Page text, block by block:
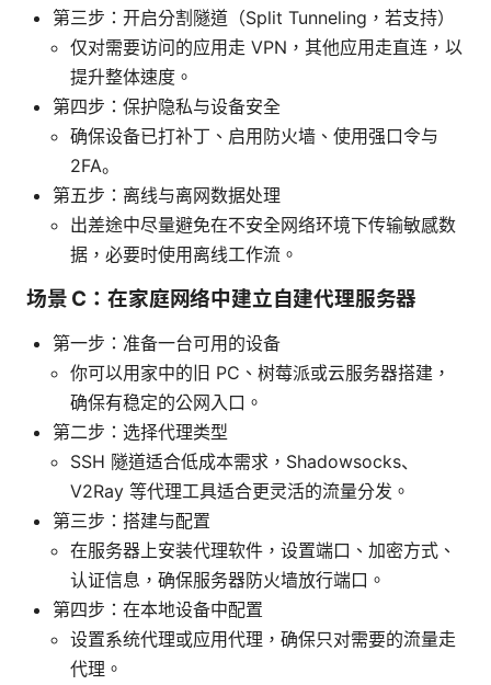
第三步：开启分割隧道（Split Tunneling，若支持）
仅对需要访问的应用走 VPN，其他应用走直连，以
提升整体速度。
第四步：保护隐私与设备安全
确保设备已打补丁、启用防火墙、使用强口令与
2FA。
第五步：离线与离网数据处理
出差途中尽量避免在不安全网络环境下传输敏感数
据，必要时使用离线工作流。
场景 C：在家庭网络中建立自建代理服务器
第一步：准备一台可用的设备
你可以用家中的旧 PC、树莓派或云服务器搭建，
确保有稳定的公网入口。
第二步：选择代理类型
SSH 隧道适合低成本需求，Shadowsocks、
V2Ray 等代理工具适合更灵活的流量分发。
第三步：搭建与配置
在服务器上安装代理软件，设置端口、加密方式、
认证信息，确保服务器防火墙放行端口。
第四步：在本地设备中配置
设置系统代理或应用代理，确保只对需要的流量走
代理。